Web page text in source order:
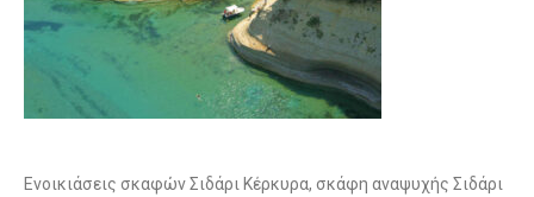
Ενοικιάσεις σκαφών Σιδάρι Κέρκυρα, σκάφη αναψυχής Σιδάρι